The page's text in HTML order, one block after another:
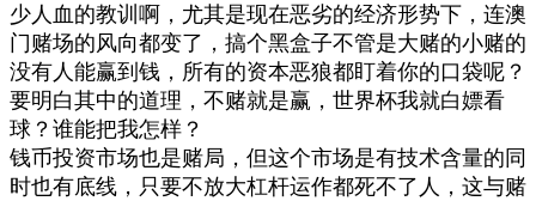
少人血的教训啊，尤其是现在恶劣的经济形势下，连澳
门赌场的风向都变了，搞个黑盒子不管是大赌的小赌的
没有人能赢到钱，所有的资本恶狼都盯着你的口袋呢？
要明白其中的道理，不赌就是赢，世界杯我就白嫖看
球？谁能把我怎样？
钱币投资市场也是赌局，但这个市场是有技术含量的同
时也有底线，只要不放大杠杆运作都死不了人，这与赌